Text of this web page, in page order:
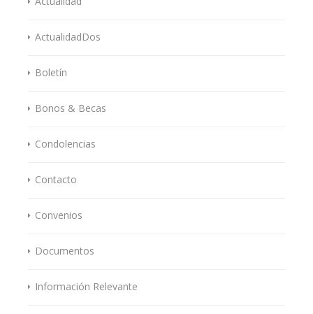
ActualidadDos
Boletín
Bonos & Becas
Condolencias
Contacto
Convenios
Documentos
Información Relevante